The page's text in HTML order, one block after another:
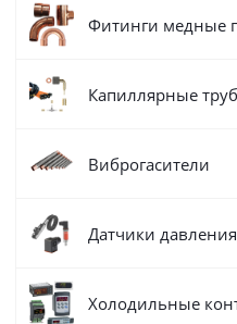
Фитинги медные
Капиллярные
Виброгасители
Датчики
Холодильные